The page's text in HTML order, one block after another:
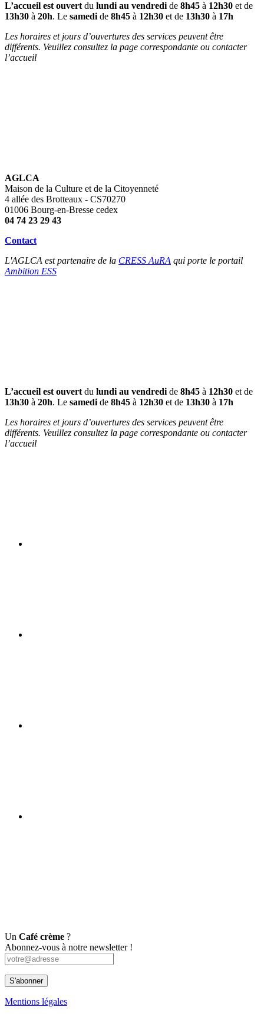
L’accueil est ouvert du lundi au vendredi de 8h45 à 12h30 et de
13h30 à 20h. Le samedi de 8h45 à 12h30 et de 13h30 à 17h
Les horaires et jours d’ouvertures des services peuvent être
différents. Veuillez consultez la page correspondante ou contacter
l’accueil
AGLCA
Maison de la Culture et de la Citoyenneté
4 allée des Brotteaux - CS70270
01006 Bourg-en-Bresse cedex
04 74 23 29 43
Contact
L'AGLCA est partenaire de la CRESS AuRA qui porte le portail
Ambition ESS
L’accueil est ouvert du lundi au vendredi de 8h45 à 12h30 et de
13h30 à 20h. Le samedi de 8h45 à 12h30 et de 13h30 à 17h
Les horaires et jours d’ouvertures des services peuvent être
différents. Veuillez consultez la page correspondante ou contacter
l’accueil
Un Café crème ?
Abonnez-vous à notre newsletter !
Mentions légales